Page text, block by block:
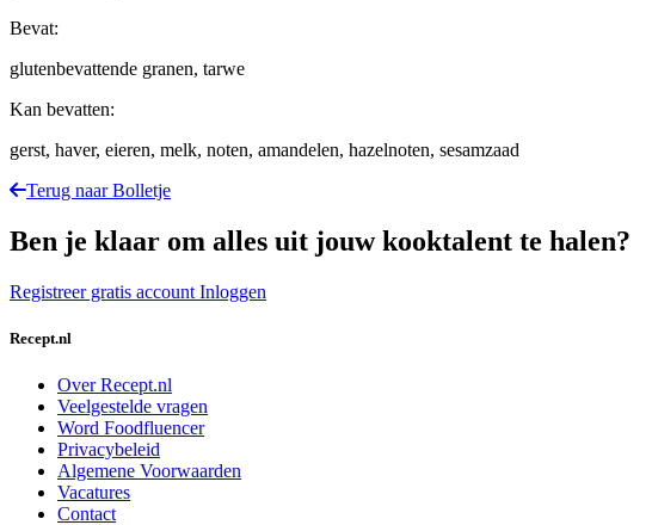
Bevat:
glutenbevattende granen, tarwe
Kan bevatten:
gerst, haver, eieren, melk, noten, amandelen, hazelnoten, sesamzaad
Terug naar Bolletje
Ben je klaar om alles uit jouw kooktalent te halen?
Registreer gratis account Inloggen
Recept.nl
Over Recept.nl
Veelgestelde vragen
Word Foodfluencer
Privacybeleid
Algemene Voorwaarden
Vacatures
Contact